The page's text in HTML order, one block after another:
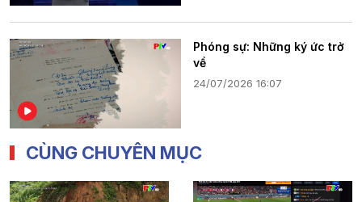
Phóng sự: Những ký ức trở
về
24/07/2026 16:07
CÙNG CHUYÊN MỤC